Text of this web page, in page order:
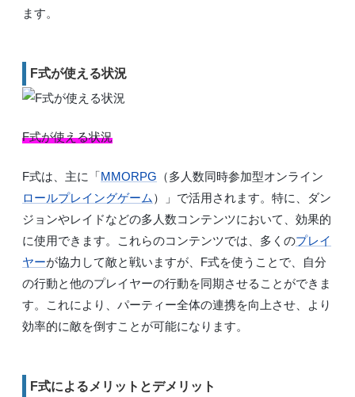
ます。
F式が使える状況
F式が使える状況
F式は、主に「MMORPG （多人数同時参加型オンライン
ロールプレイングゲーム ）」で活用されます。特に、ダン
ジョンやレイドなどの多人数コンテンツにおいて、効果的
に使用できます。これらのコンテンツでは、多くのプレイ
ヤーが協力して敵と戦いますが、F式を使うことで、自分
の行動と他のプレイヤーの行動を同期させることができま
す。これにより、パーティー全体の連携を向上させ、より
効率的に敵を倒すことが可能になります。
F式によるメリットとデメリット